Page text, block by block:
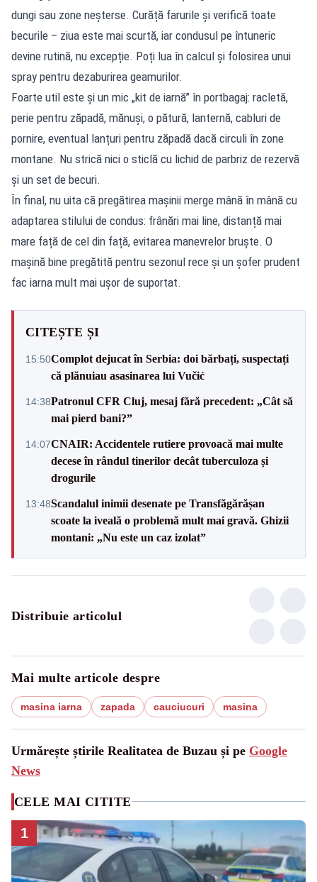
dungi sau zone neșterse. Curăță farurile și verifică toate
becurile – ziua este mai scurtă, iar condusul pe întuneric
devine rutină, nu excepție. Poți lua în calcul și folosirea unui
spray pentru dezaburirea geamurilor.
Foarte util este și un mic „kit de iarnă” în portbagaj: racletă,
perie pentru zăpadă, mănuși, o pătură, lanternă, cabluri de
pornire, eventual lanțuri pentru zăpadă dacă circuli în zone
montane. Nu strică nici o sticlă cu lichid de parbriz de rezervă
și un set de becuri.
În final, nu uita că pregătirea mașinii merge mână în mână cu
adaptarea stilului de condus: frânări mai line, distanță mai
mare față de cel din față, evitarea manevrelor bruște. O
mașină bine pregătită pentru sezonul rece și un șofer prudent
fac iarna mult mai ușor de suportat.
CITEȘTE ȘI
15:50Complot dejucat în Serbia: doi bărbați, suspectați
că plănuiau asasinarea lui Vučić
14:38Patronul CFR Cluj, mesaj fără precedent: „Cât să
mai pierd bani?”
14:07CNAIR: Accidentele rutiere provoacă mai multe
decese în rândul tinerilor decât tuberculoza și
drogurile
13:48Scandalul inimii desenate pe Transfăgărășan
scoate la iveală o problemă mult mai gravă. Ghizii
montani: „Nu este un caz izolat”
Distribuie articolul
Mai multe articole despre
masina iarna zapada cauciucuri masina
Urmărește știrile Realitatea de Buzau și pe Google
News
CELE MAI CITITE
1